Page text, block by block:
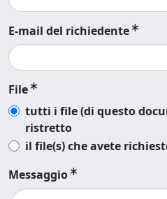
E-mail del richiedente
File
tutti i file (di questo
ristretto
il file(s) che avete
Messaggio